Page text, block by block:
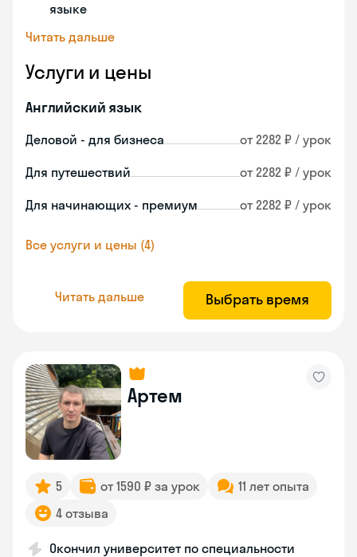
языке
Читать дальше
Услуги и цены
Английский язык
Деловой - для бизнеса от 2282 ₽ / урок
Для путешествий от 2282 ₽ / урок
Для начинающих - премиум от 2282 ₽ / урок
Все услуги и цены (4)
Читать дальше Выбрать время
Артем
5 от 1590 ₽ за урок
11 лет опыта
4 отзыва
Окончил университет по специальности